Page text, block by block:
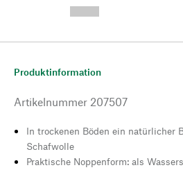
Produktinformation
Artikelnummer 207507
In trockenen Böden ein natürlicher
Schafwolle
Praktische Noppenform: als